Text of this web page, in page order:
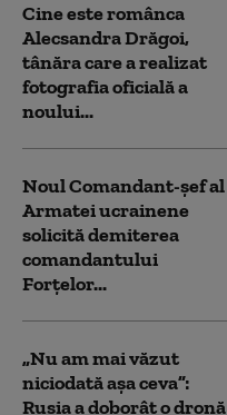
Cine este românca
Alecsandra Drăgoi,
tânăra care a realizat
fotografia oficială a
noului...
Noul Comandant-șef al
Armatei ucrainene
solicită demiterea
comandantului
Forțelor...
„Nu am mai văzut
niciodată așa ceva”:
Rusia a doborât o dronă